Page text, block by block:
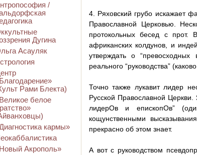
/
Дугина
Асауляк
Рами Блекта)
белое
кармы»
Акрополь»
4. Ряховский грубо искажает
Православной Церковью.
протокольных бесед с
африканских колдунов, и
утверждать о
реального “руководства”
Точно также лукавит лидер
Русской Православной Церкви.
лидерОв и епископОв”
кощунственными
прекрасно об этом знает.
А вот с руководством